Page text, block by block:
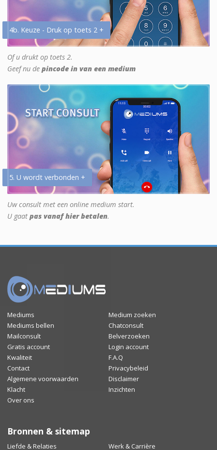
4b. Keuze - Druk op toets 2 +
Of u drukt op toets 2.
Geef nu de pincode in van een medium
5. U wordt verbonden +
Uw consult met een online medium start.
U gaat pas vanaf hier betalen.
Mediums
Medium zoeken
Mediums bellen
Chatconsult
Mailconsult
Belverzoeken
Gratis account
Login account
Kwaliteit
F.A.Q
Contact
Privacybeleid
Algemene voorwaarden
Disclaimer
Klacht
Inzichten
Over ons
Bronnen & sitemap
Liefde & Relaties Werk & Carrière